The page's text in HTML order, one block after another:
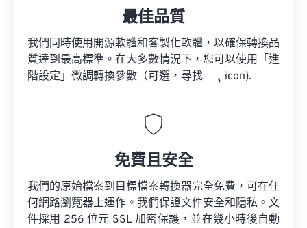
最佳品質
我們同時使用開源軟體和客製化軟體，以確保轉換品
質達到最高標準。在大多數情況下，您可以使用「進
階設定」微調轉換參數（可選，尋找
icon).
免費且安全
我們的原始檔案到目標檔案轉換器完全免費，可在任
何網路瀏覽器上運作。我們保證文件安全和隱私。文
件採用 256 位元 SSL 加密保護，並在幾小時後自動